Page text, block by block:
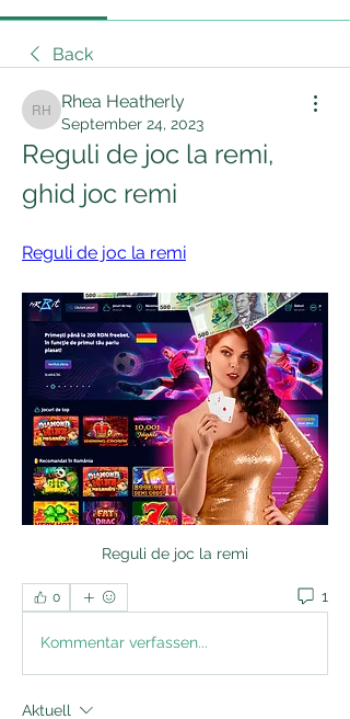
Back
Rhea Heatherly
Rhea Heatherly
September 24, 2023
Reguli de joc la remi,
ghid joc remi
Reguli de joc la remi
Reguli de joc la remi
0 1
Kommentar verfassen...
Aktuell